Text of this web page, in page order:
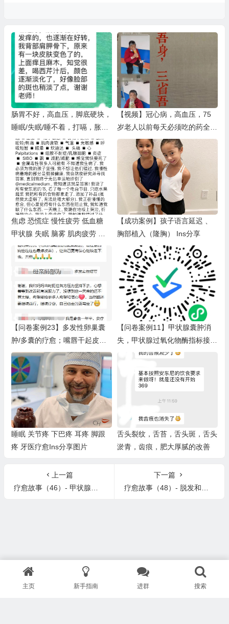
肠胃不好，高血压，脚底硬块，
睡眠/失眠/睡不着，打嗝，胀气
改善
【视频】冠心病，高血压，75
岁老人以前每天必须吃的药全停
了
焦虑 恐慌症 慢性疲劳 低血糖
甲状腺 失眠 脑雾 肌肉疲劳 光
敏感 眩晕 头痛 Ins分享
【成功案例】孩子语言延迟 、
胸部植入（隆胸） Ins分享
【问卷案例23】多发性卵巢囊
肿/多囊的疗愈；嘴唇干起皮好
了；精神体力变好，手脚变勤快
了；手指月牙变多了；紧张焦虑
变乐观开朗
【问卷案例11】甲状腺囊肿消
失，甲状腺过氧化物酶指标接近
正常值。（排毒反应：麦粒肿，
嗑痰，鼻屎多，水泄，满脸痘，
路感染，嘴唇/手背干燥，脱
发，忌口难受）
睡眠 关节疼 下巴疼 耳疼 脚跟
疼 牙医疗愈Ins分享图片
舌头裂纹，舌苔，舌头斑，舌头
淤青，齿痕，肥大厚腻的改善
上一篇
疗愈故事（46）- 甲状腺问题和神经炎症的疗愈 Thyroid Pbs & Neurological Symptoms
下一篇
疗愈故事（48）- 脱发和掉发的疗愈 Healing Hair Loss
主页 新手指南 进群 搜索